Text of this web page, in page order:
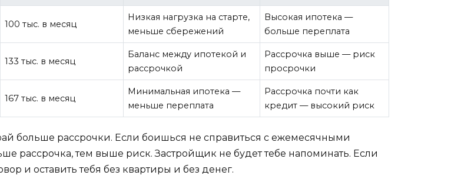
100 тыс. в месяц
Низкая нагрузка на старте,
меньше сбережений
Высокая ипотека —
больше переплата
133 тыс. в месяц
Баланс между ипотекой и
рассрочкой
Рассрочка выше — риск
просрочки
167 тыс. в месяц
Минимальная ипотека —
меньше переплата
Рассрочка почти как
кредит — высокий риск
больше рассрочки. Если боишься не справиться с ежемесячными
тем выше риск. Застройщик не будет тебе напоминать. Если
и оставить тебя без квартиры и без денег.